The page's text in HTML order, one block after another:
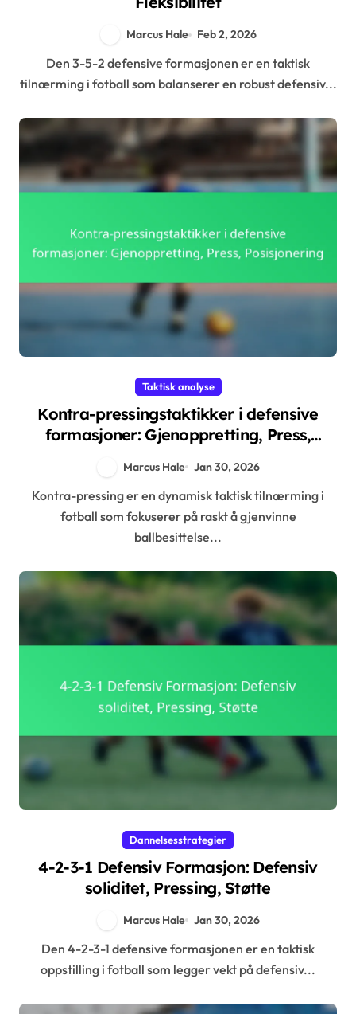
Marcus Hale Feb 2, 2026
Den 3-5-2 defensive formasjonen er en taktisk
tilnærming i fotball som balanserer en robust defensiv...
Taktisk analyse
Kontra-pressingstaktikker i defensive
formasjoner: Gjenoppretting, Press,
Marcus Hale Jan 30, 2026
Kontra-pressing er en dynamisk taktisk tilnærming i
fotball som fokuserer på raskt å gjenvinne
ballbesittelse...
Dannelsesstrategier
4-2-3-1 Defensiv Formasjon: Defensiv
soliditet, Pressing, Støtte
Marcus Hale Jan 30, 2026
Den 4-2-3-1 defensive formasjonen er en taktisk
oppstilling i fotball som legger vekt på defensiv...